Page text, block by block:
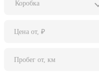
Коробка